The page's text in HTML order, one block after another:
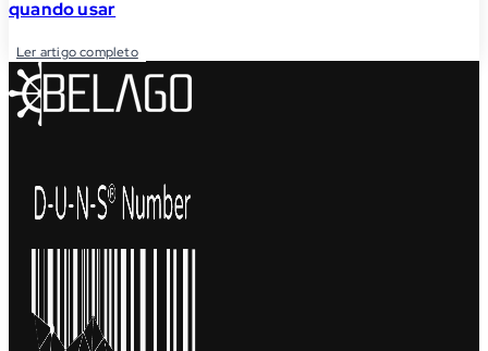
quando usar
Ler artigo completo